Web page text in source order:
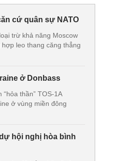
cứ quân sự NATO
trừ khả năng Moscow
leo thang căng thẳng
ở Donbass
thần” TOS-1A
ở vùng miền đông
hội nghị hòa bình